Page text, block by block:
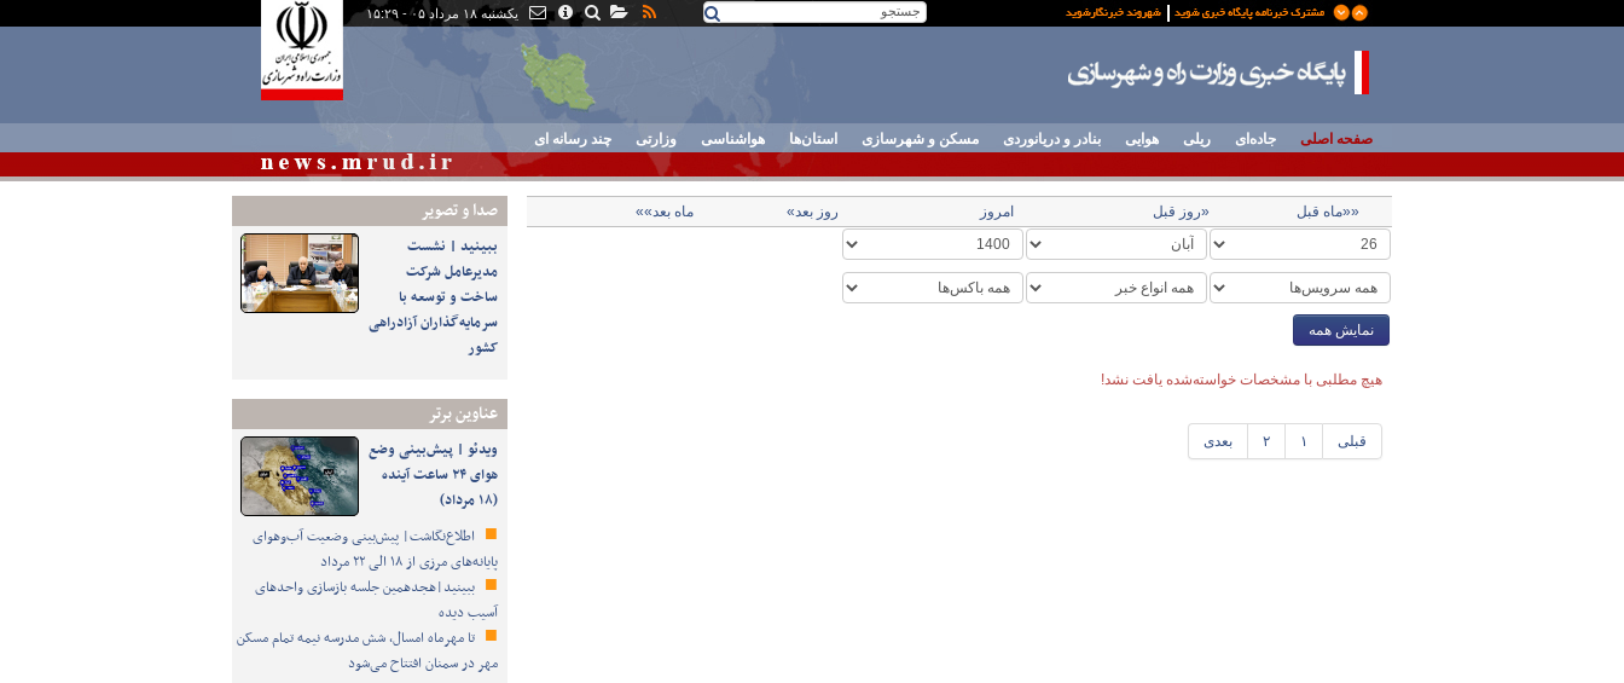
یکشنبه ۱۸ مرداد ۰۵ - ۱۵:۲۹
صفحه اصلی جاده‌ای ریلی هوایی بنادر و دریانوردی مسکن و شهرسازی استان‌ها هواشناسی وزارتی چند رسانه ای
صدا و تصوير
ببینید | نشست
مدیرعامل شرکت
ساخت و توسعه با
سرمایه‌گذاران آزادراهی
کشور
عناوین برتر
ویدئو | پیش‌بینی وضع
هوای ۲۴ ساعت آینده
(۱۸ مرداد)
اطلاع‌نگاشت| پیش‌بینی وضعیت آب‌وهوای
پایانه‌های مرزی از ۱۸ الی ۲۲ مرداد
ببینید|هجدهمین جلسه بازسازی واحدهای
آسیب دیده
تا مهرماه امسال، شش مدرسه نیمه تمام مسکن
مهر در سمنان افتتاح می‌شود
««ماه قبل «روز قبل امروز روز بعد» ماه بعد»»
نمایش همه
هیچ مطلبی با مشخصات خواسته‌شده یافت نشد!
قبلی ۱ ۲ بعدی